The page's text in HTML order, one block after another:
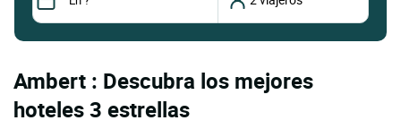
Ambert : Descubra los mejores
hoteles 3 estrellas